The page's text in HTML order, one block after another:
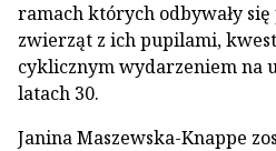
ramach których odbywały
zwierząt z ich pupilami,
cyklicznym wydarzeniem na
latach 30.
Janina Maszewska-Knappe